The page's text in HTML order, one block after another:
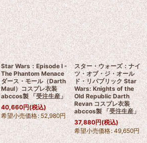
Star Wars：Episode I -
The Phantom Menace
ダース・モール（Darth
Maul）コスプレ衣装
abccos製 「受注生産」
40,660円(税込)
希望小売価格: 52,980円
スター・ウォーズ：ナイ
ツ・オブ・ジ・オール
ド・リパブリック Star
Wars: Knights of the
Old Republic Darth
Revan コスプレ衣装
abccos製 「受注生産」
37,880円(税込)
希望小売価格: 49,650円